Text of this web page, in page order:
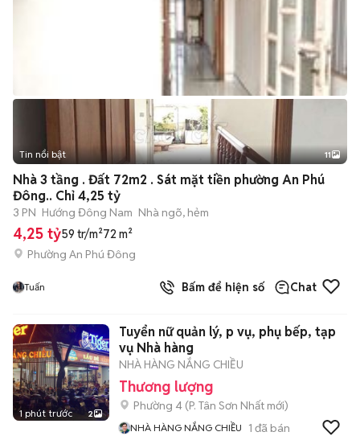
+2
Tin nổi bật 11
Nhà 3 tầng . Đất 72m2 . Sát mặt tiền phường An Phú
Đông.. Chỉ 4,25 tỷ
3 PN Hướng Đông Nam Nhà ngõ, hẻm
4,25 tỷ59 tr/m²72 m²
Phường An Phú Đông
Tuấn Bấm để hiện số Chat
1 phút trước 2
Tuyển nữ quản lý, p vụ, phụ bếp, tạp
vụ Nhà hàng
NHÀ HÀNG NẮNG CHIỀU
Thương lượng
Phường 4 (P. Tân Sơn Nhất mới)
NHÀ HÀNG NẮNG CHIỀU 1 đã bán